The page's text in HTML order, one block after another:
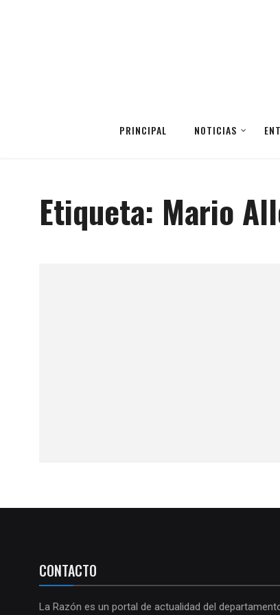
PRINCIPAL NOTICIAS
Etiqueta: Mario
CONTACTO
La Razón es un portal de actualidad del